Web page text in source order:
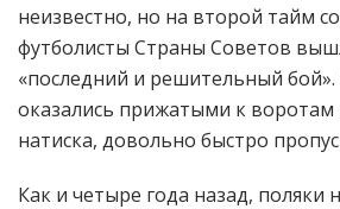
неизвестно, но на второй тайм
футболисты Страны Советов
«последний и решительный
оказались прижатыми к
натиска, довольно быстро
Как и четыре года назад, поляки